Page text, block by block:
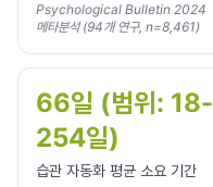
Psychological Bulletin 2024
메타분석 (94개 연구, n=8,461)
66일 (범위: 18-
254일)
습관 자동화 평균 소요 기간